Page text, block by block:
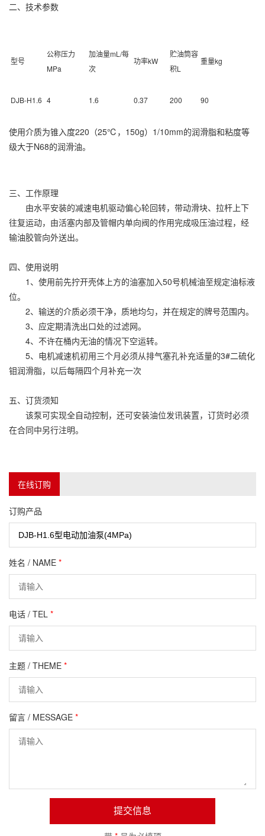
二、技术参数
型号
公称压力
MPa
加油量mL/每
次
功率kW
贮油筒容
积L
重量kg
DJB-H1.6 4 1.6 0.37 200 90
使用介质为锥入度220（25℃，150g）1/10mm的润滑脂和粘度等
级大于N68的润滑油。
三、工作原理
由水平安装的减速电机驱动偏心轮回转，带动滑块、拉杆上下
往复运动，由活塞内部及管帽内单向阀的作用完成吸压油过程，经
输油胶管向外送出。
四、使用说明
1、使用前先拧开壳体上方的油塞加入50号机械油至规定油标液
位。
2、输送的介质必须干净，质地均匀，并在规定的牌号范围内。
3、应定期清洗出口处的过滤网。
4、不许在桶内无油的情况下空运转。
5、电机减速机初用三个月必须从排气塞孔补充适量的3#二硫化
钼润滑脂，以后每隔四个月补充一次
五、订货须知
该泵可实现全自动控制，还可安装油位发讯装置，订货时必须
在合同中另行注明。
在线订购
订购产品
姓名 / NAME *
电话 / TEL *
主题 / THEME *
留言 / MESSAGE *
提交信息